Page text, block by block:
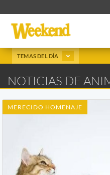
TEMAS DEL DÍA
NOTICIAS DE
MERECIDO HOMENAJE